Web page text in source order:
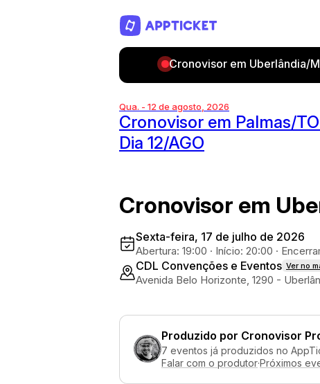
Cronovisor em Uberlândia/
Qua. - 12 de agosto, 2026
Cronovisor em Palmas/
Dia 12/AGO
Cronovisor em
Sexta-feira, 17 de julho de 2026
Abertura: 19:00 · Início: 20:00 ·
CDL Convenções e Eventos Ver no
Avenida Belo Horizonte, 1290 -
Produzido por Cronovisor
7 eventos já produzidos no
Falar com o produtor·Próximos